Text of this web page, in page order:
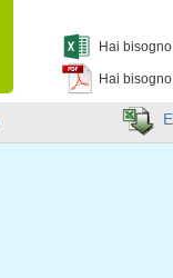
Hai
Hai